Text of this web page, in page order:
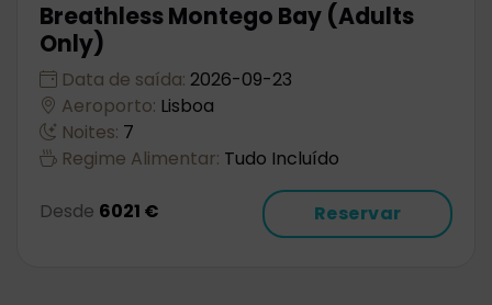
Breathless Montego Bay (Adults
Only)
Data de saída: 2026-09-23
Aeroporto: Lisboa
Noites: 7
Regime Alimentar: Tudo Incluído
Desde 6021 € Reservar